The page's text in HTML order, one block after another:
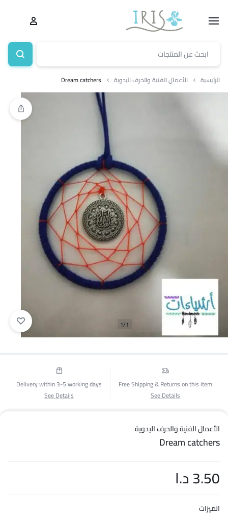
الرئيسية الأعمال الفنية والحرف اليدوية Dream catchers
1/1
Free Shipping & Returns on this item
See Details
Delivery within 3-5 working days
See Details
الأعمال الفنية والحرف اليدوية
Dream catchers
3.50د.ا
الميزات